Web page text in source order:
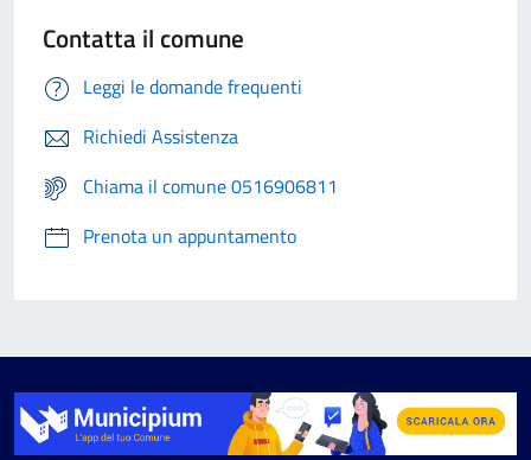
Contatta il comune
Leggi le domande frequenti
Richiedi Assistenza
Chiama il comune 0516906811
Prenota un appuntamento